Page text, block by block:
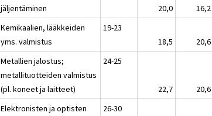
jäljentäminen
20,0 16,2
Kemikaalien, lääkkeiden
yms. valmistus
19-23
18,5
20,6
Metallien jalostus;
metallituotteiden valmistus
(pl. koneet ja laitteet)
24-25
22,7 20,6
Elektronisten ja optisten
26-30